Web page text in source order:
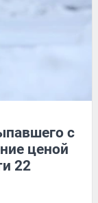
с
ценой
22